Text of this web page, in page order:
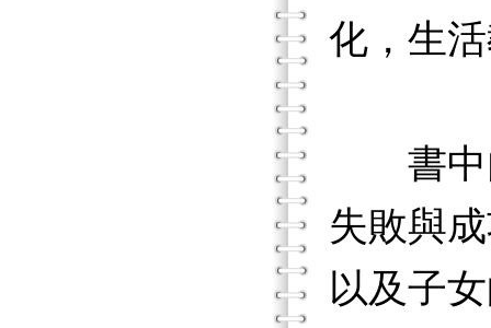
化，生
書中內
失敗與
以及子